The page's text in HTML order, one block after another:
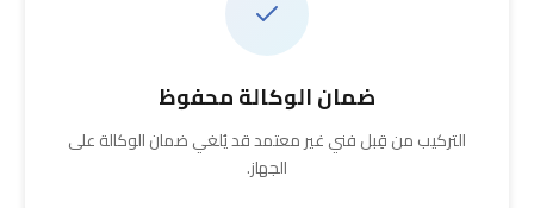
ضمان الوكالة محفوظ
التركيب من قِبل فني غير معتمد قد يُلغي ضمان الوكالة على
الجهاز.